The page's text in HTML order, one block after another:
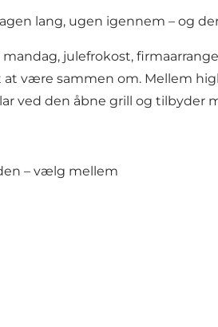
lang, ugen igennem – og
julefrokost,
være sammen om. Mellem
ved den åbne grill og tilbyder
– vælg mellem